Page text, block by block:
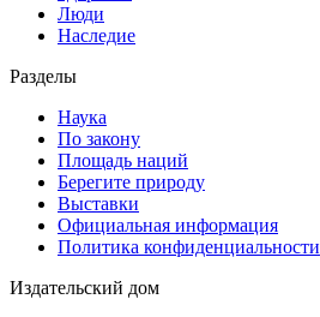
Люди
Наследие
Разделы
Наука
По закону
Площадь наций
Берегите природу
Выставки
Официальная информация
Политика конфиденциальности
Издательский дом